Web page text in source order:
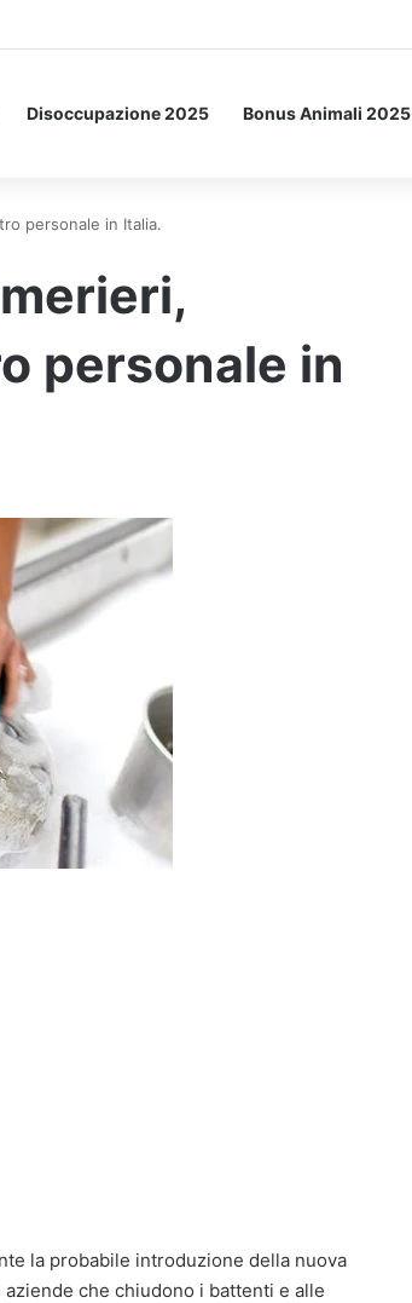
spaziale.
Disoccupazione 2025 Bonus Animali 2025
personale in Italia.
personale in
la probabile introduzione della nuova
che chiudono i battenti e alle